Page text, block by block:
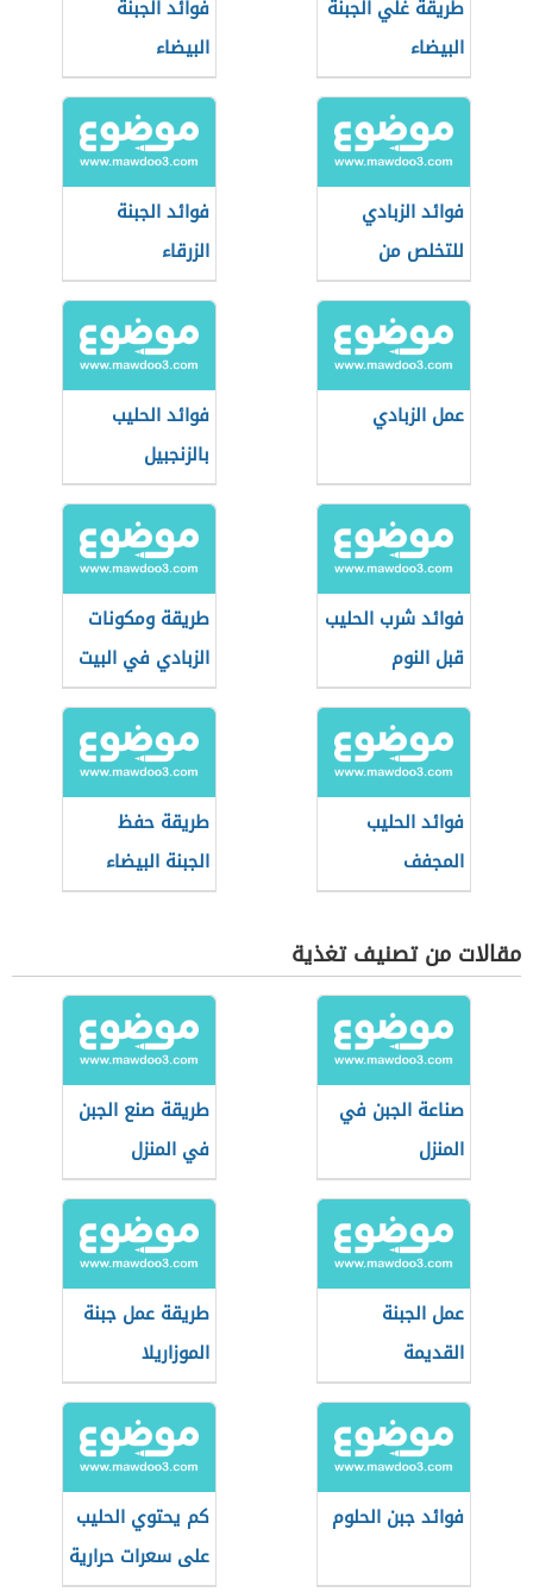
طريقة غلي الجبنة
البيضاء
فوائد الجبنة
البيضاء
فوائد الزبادي
للتخلص من
الإسهال
فوائد الجبنة
الزرقاء
عمل الزبادي
فوائد الحليب
بالزنجبيل
فوائد شرب الحليب
قبل النوم
طريقة ومكونات
الزبادي في البيت
فوائد الحليب
المجفف
طريقة حفظ
الجبنة البيضاء
مقالات من تصنيف تغذية
صناعة الجبن في
المنزل
طريقة صنع الجبن
في المنزل
عمل الجبنة
القديمة
طريقة عمل جبنة
الموزاريلا
فوائد جبن الحلوم
كم يحتوي الحليب
على سعرات حرارية